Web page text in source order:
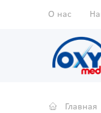
О нас
Главная